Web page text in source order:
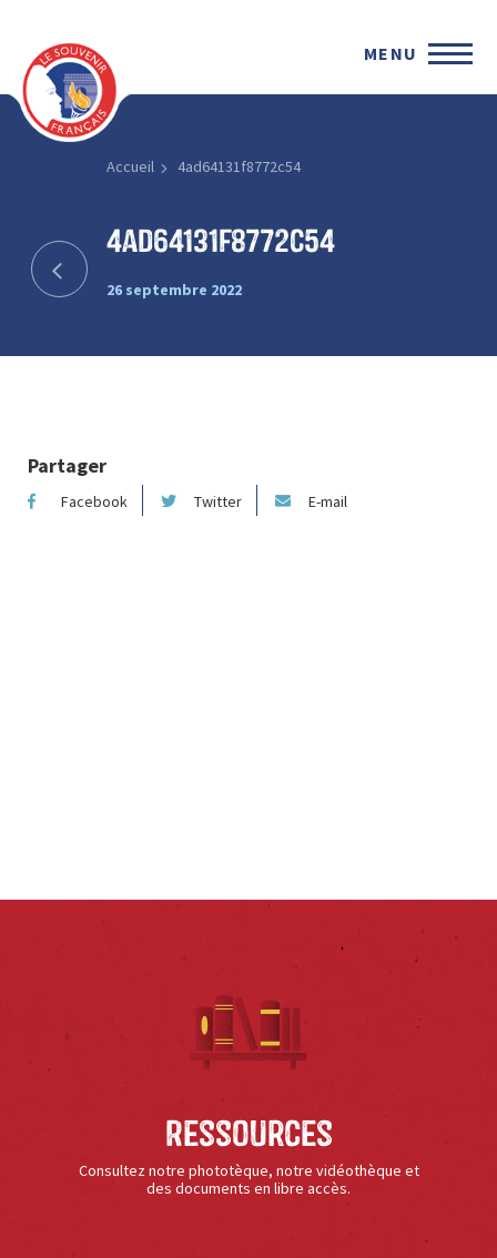
MENU
Accueil 4ad64131f8772c54
4ad64131f8772c54
26 septembre 2022
Partager
Facebook Twitter E-mail
Ressources
Consultez notre phototèque, notre vidéothèque et
des documents en libre accès.